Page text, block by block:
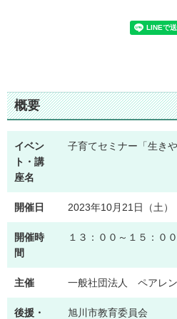
概要
イベン
ト・講
座名
子育てセミナー「生き
開催日 2023年10月21日（土）
開催時
間
１３：００～１５：００
主催 一般社団法人 ペアレン
後援・
旭川市教育委員会